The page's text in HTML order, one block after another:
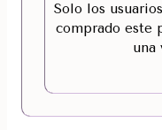
Solo los
comprado este
una